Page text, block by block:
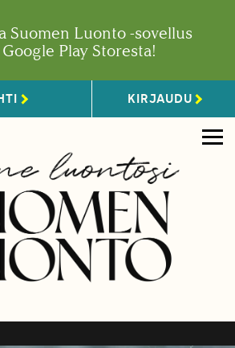
Suomen Luonto -sovellus
Google Play Storesta!
KIRJAUDU